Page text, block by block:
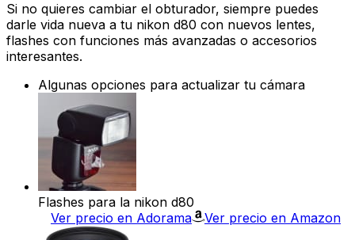
Si no quieres cambiar el obturador, siempre puedes
darle vida nueva a tu nikon d80 con nuevos lentes,
flashes con funciones más avanzadas o accesorios
interesantes.
Algunas opciones para actualizar tu cámara
Flashes para la nikon d80
Ver precio en Adorama
Ver precio en Amazon